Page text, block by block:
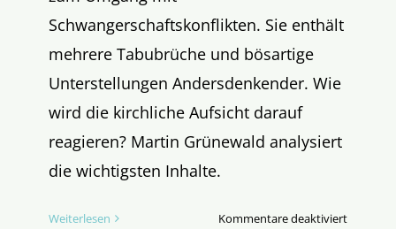
Schwangerschaftskonflikten. Sie enthält
mehrere Tabubrüche und bösartige
Unterstellungen Andersdenkender. Wie
wird die kirchliche Aufsicht darauf
reagieren? Martin Grünewald analysiert
die wichtigsten Inhalte.
Weiterlesen Kommentare deaktiviertfür